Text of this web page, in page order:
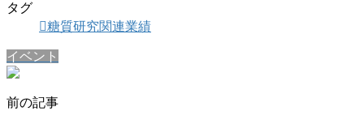
タグ
糖質研究関連業績
イベント
前の記事